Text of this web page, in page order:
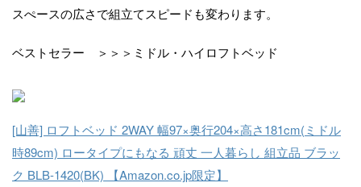
スぺースの広さで組立てスピードも変わります。
ベストセラー ＞＞＞ミドル・ハイロフトベッド
[山善] ロフトベッド 2WAY 幅97×奥行204×高さ181cm(ミドル
時89cm) ロータイプにもなる 頑丈 一人暮らし 組立品 ブラッ
ク BLB-1420(BK) 【Amazon.co.jp限定】